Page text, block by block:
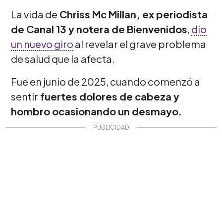
La vida de Chriss Mc Millan, ex periodista
de Canal 13 y notera de Bienvenidos, dio
un nuevo giro al revelar el grave problema
de salud que la afecta.
Fue en junio de 2025, cuando comenzó a
sentir fuertes dolores de cabeza y
hombro ocasionando un desmayo.